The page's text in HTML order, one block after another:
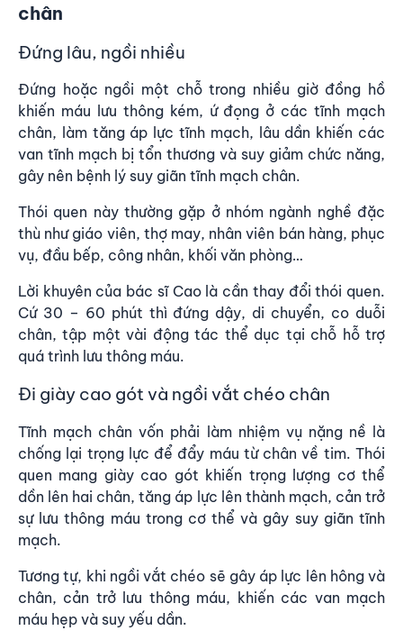
chân
Đứng lâu, ngồi nhiều
Đứng hoặc ngồi một chỗ trong nhiều giờ đồng hồ
khiến máu lưu thông kém, ứ đọng ở các tĩnh mạch
chân, làm tăng áp lực tĩnh mạch, lâu dần khiến các
van tĩnh mạch bị tổn thương và suy giảm chức năng,
gây nên bệnh lý suy giãn tĩnh mạch chân.
Thói quen này thường gặp ở nhóm ngành nghề đặc
thù như giáo viên, thợ may, nhân viên bán hàng, phục
vụ, đầu bếp, công nhân, khối văn phòng…
Lời khuyên của bác sĩ Cao là cần thay đổi thói quen.
Cứ 30 – 60 phút thì đứng dậy, di chuyển, co duỗi
chân, tập một vài động tác thể dục tại chỗ hỗ trợ
quá trình lưu thông máu.
Đi giày cao gót và ngồi vắt chéo chân
Tĩnh mạch chân vốn phải làm nhiệm vụ nặng nề là
chống lại trọng lực để đẩy máu từ chân về tim. Thói
quen mang giày cao gót khiến trọng lượng cơ thể
dồn lên hai chân, tăng áp lực lên thành mạch, cản trở
sự lưu thông máu trong cơ thể và gây suy giãn tĩnh
mạch.
Tương tự, khi ngồi vắt chéo sẽ gây áp lực lên hông và
chân, cản trở lưu thông máu, khiến các van mạch
máu hẹp và suy yếu dần.